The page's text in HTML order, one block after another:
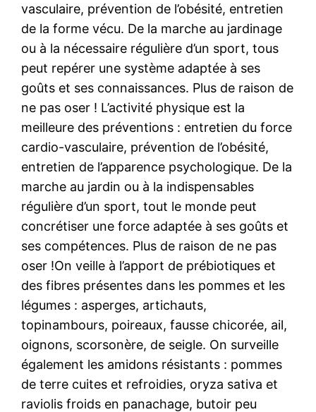
vasculaire, prévention de l’obésité, entretien
de la forme vécu. De la marche au jardinage
ou à la nécessaire régulière d’un sport, tous
peut repérer une système adaptée à ses
goûts et ses connaissances. Plus de raison de
ne pas oser ! L’activité physique est la
meilleure des préventions : entretien du force
cardio-vasculaire, prévention de l’obésité,
entretien de l’apparence psychologique. De la
marche au jardin ou à la indispensables
régulière d’un sport, tout le monde peut
concrétiser une force adaptée à ses goûts et
ses compétences. Plus de raison de ne pas
oser !On veille à l’apport de prébiotiques et
des fibres présentes dans les pommes et les
légumes : asperges, artichauts,
topinambours, poireaux, fausse chicorée, ail,
oignons, scorsonère, de seigle. On surveille
également les amidons résistants : pommes
de terre cuites et refroidies, oryza sativa et
raviolis froids en panachage, butoir peu